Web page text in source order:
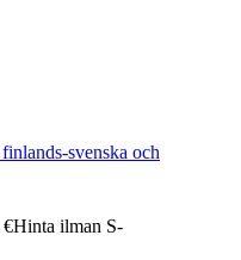
svenska och
€Hinta ilman S-